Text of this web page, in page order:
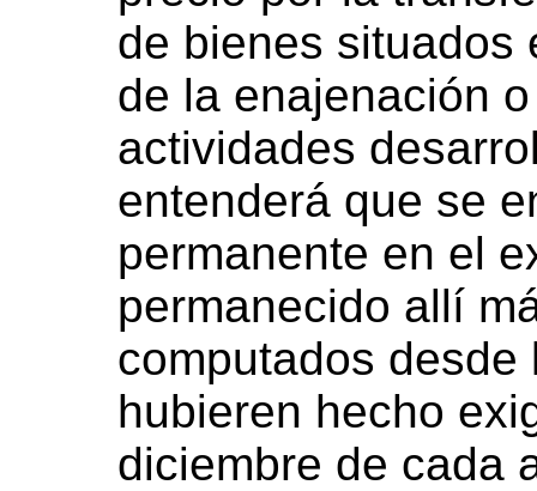
de bienes situados
de la enajenación
actividades
entenderá que se
permanente en el
permanecido allí
computados
hubieren hecho
diciembre de cada